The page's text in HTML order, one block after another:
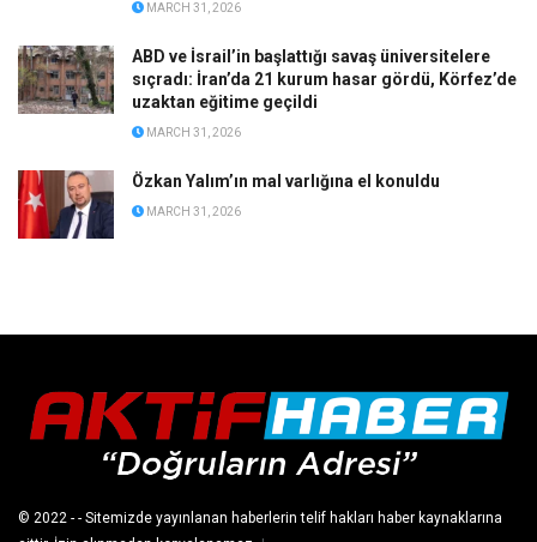
MARCH 31, 2026
ABD ve İsrail’in başlattığı savaş üniversitelere
sıçradı: İran’da 21 kurum hasar gördü, Körfez’de
uzaktan eğitime geçildi
MARCH 31, 2026
Özkan Yalım’ın mal varlığına el konuldu
MARCH 31, 2026
© 2022 - - Sitemizde yayınlanan haberlerin telif hakları haber kaynaklarına